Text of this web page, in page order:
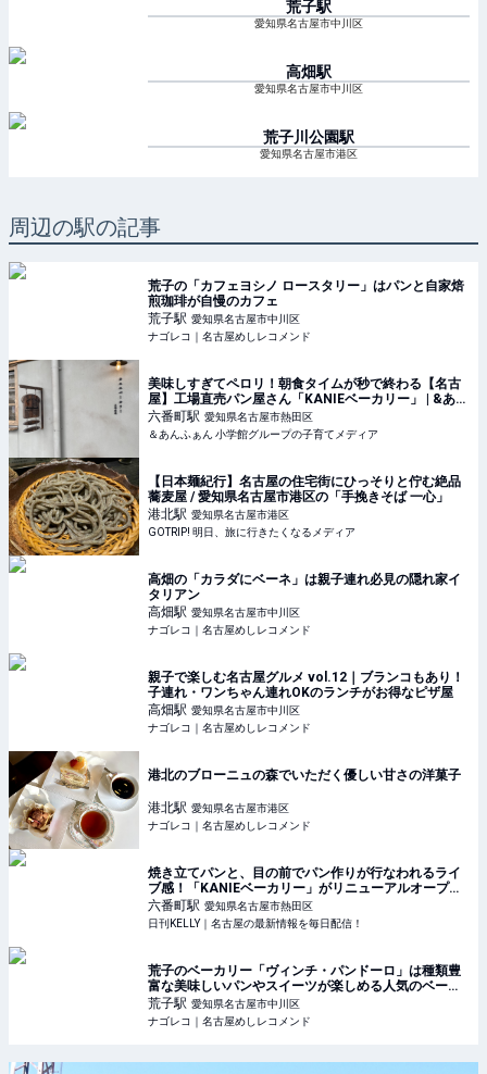
荒子駅
愛知県名古屋市中川区
高畑駅
愛知県名古屋市中川区
荒子川公園駅
愛知県名古屋市港区
周辺の駅の記事
荒子の「カフェヨシノ ロースタリー」はパンと自家焙
煎珈琲が自慢のカフェ
荒子駅 愛知県名古屋市中川区
ナゴレコ｜名古屋めしレコメンド
美味しすぎてペロリ！朝食タイムが秒で終わる【名古
屋】工場直売パン屋さん「KANIEベーカリー」 | &あん
ふぁん
六番町駅 愛知県名古屋市熱田区
＆あんふぁん 小学館グループの子育てメディア
【日本麺紀行】名古屋の住宅街にひっそりと佇む絶品
蕎麦屋 / 愛知県名古屋市港区の「手挽きそば 一心」
港北駅 愛知県名古屋市港区
GOTRIP! 明日、旅に行きたくなるメディア
高畑の「カラダにベーネ」は親子連れ必見の隠れ家イ
タリアン
高畑駅 愛知県名古屋市中川区
ナゴレコ｜名古屋めしレコメンド
親子で楽しむ名古屋グルメ vol.12｜ブランコもあり！
子連れ・ワンちゃん連れOKのランチがお得なピザ屋
高畑駅 愛知県名古屋市中川区
ナゴレコ｜名古屋めしレコメンド
港北のブローニュの森でいただく優しい甘さの洋菓子
港北駅 愛知県名古屋市港区
ナゴレコ｜名古屋めしレコメンド
焼き立てパンと、目の前でパン作りが行なわれるライ
ブ感！「KANIEベーカリー」がリニューアルオープン
【名古屋市・中川区】 | 日刊KELLY｜名古屋の最新情報
を毎日配信！
六番町駅 愛知県名古屋市熱田区
日刊KELLY｜名古屋の最新情報を毎日配信！
荒子のベーカリー「ヴィンチ・パンドーロ」は種類豊
富な美味しいパンやスイーツが楽しめる人気のベーカ
リー
荒子駅 愛知県名古屋市中川区
ナゴレコ｜名古屋めしレコメンド